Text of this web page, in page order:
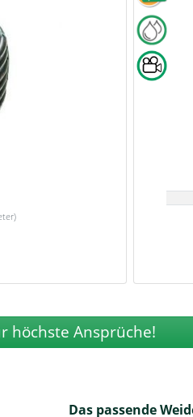
höchste Ansprüche!
Das passende